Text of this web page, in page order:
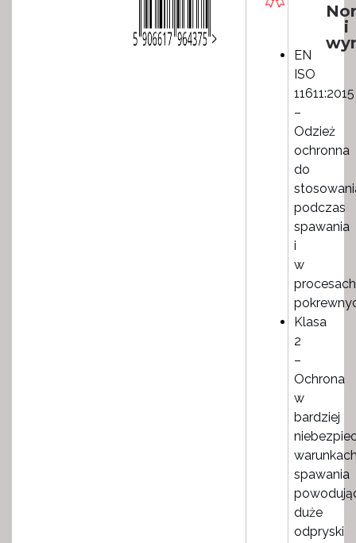
i
EN
ISO
11611:2015
–
Odzież
ochronna
do
podczas
spawania
i
w
procesach
Klasa
2
–
Ochrona
w
bardziej
spawania
duże
odpryski